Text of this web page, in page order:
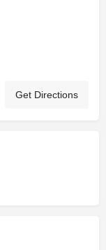
Get Directions